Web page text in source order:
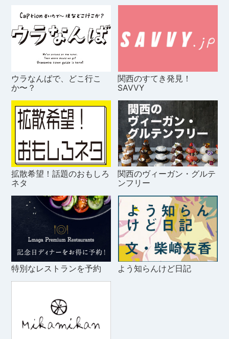
ウラなんばで、どこ行こ
か〜？
関西のすてき発見！
SAVVY
拡散希望！話題のおもしろ
ネタ
関西のヴィーガン・グルテ
ンフリー
特別なレストランを予約 よう知らんけど日記